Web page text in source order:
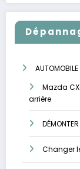
AUTOMOBILE
Mazda
arrière
Changer